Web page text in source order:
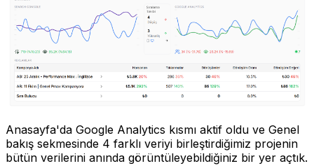
Anasayfa'da Google Analytics kısmı aktif oldu ve Genel
bakış sekmesinde 4 farklı veriyi birleştirdiğimiz projenin
bütün verilerini anında görüntüleyebildiğiniz bir yer açtık.